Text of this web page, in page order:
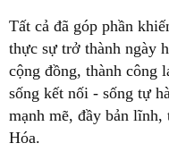
Tất cả đã góp phần
thực sự trở thành ngày
cộng đồng, thành công
sống kết nối - sống tự
mạnh mẽ, đầy bản
Hóa.